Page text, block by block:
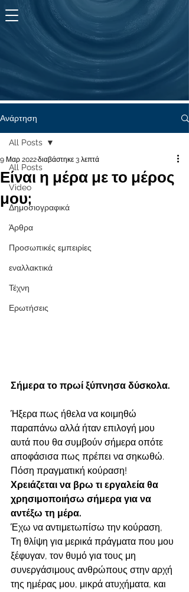
Ανάρτηση
All Posts
Video
Δημοσιογραφικά
Άρθρα
Προσωπικές εμπειρίες
εναλλακτικά
Τέχνη
Ερωτήσεις
All Posts
Είναι η μέρα με το μέρος
μου;
9 Μαρ 2022διαβάστηκε 3 λεπτά
Σήμερα το πρωί ξύπνησα δύσκολα.
Ήξερα πως ήθελα να κοιμηθώ
παραπάνω αλλά ήταν επιλογή μου
αυτά που θα συμβούν σήμερα οπότε
αποφάσισα πως πρέπει να σηκωθώ.
Πόση πραγματική κούραση!
Χρειάζεται να βρω τι εργαλεία θα
χρησιμοποιήσω σήμερα για να
αντέξω τη μέρα.
Έχω να αντιμετωπίσω την κούραση,
Τη θλίψη για μερικά πράγματα που μου
ξέφυγαν, τον θυμό για τους μη
συνεργάσιμους ανθρώπους στην αρχή
της ημέρας μου, μικρά ατυχήματα, και